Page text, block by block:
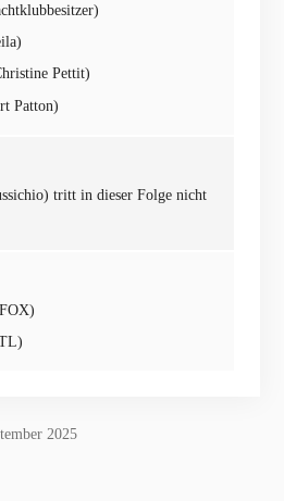
Pettit)
Patton)
tritt in dieser Folge nicht
2025